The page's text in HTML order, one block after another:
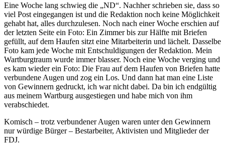
Eine Woche lang schwieg die
ND . Nachher schrieben sie, dass so
viel Post eingegangen ist und die Redaktion noch keine Möglichkeit
gehabt hat, alles durchzulesen. Noch nach einer Woche erschien auf
der letzten Seite ein Foto: Ein Zimmer bis zur Hälfte mit Briefen
gefüllt, auf dem Haufen sitzt eine Mitarbeiterin und lächelt. Dasselbe
Foto kam jede Woche mit Entschuldigungen der Redaktion. Mein
Wartburgtraum wurde immer blasser. Noch eine Woche verging und
es kam wieder ein Foto: Die Frau auf dem Haufen von Briefen hatte
verbundene Augen und zog ein Los. Und dann hat man eine Liste
von Gewinnern gedruckt, ich war nicht dabei. Da bin ich endgültig
aus meinem Wartburg ausgestiegen und habe mich von ihm
verabschiedet.
Komisch – trotz verbundener Augen waren unter den Gewinnern
nur würdige Bürger – Bestarbeiter, Aktivisten und Mitglieder der
FDJ.